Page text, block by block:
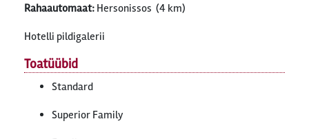
Rahaautomaat: Hersonissos (4 km)
Hotelli pildigalerii
Toatüübid
Standard
Superior Family